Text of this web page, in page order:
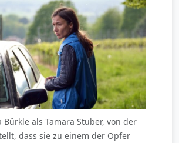
Bürkle als Tamara Stuber, von der
dass sie zu einem der Opfer